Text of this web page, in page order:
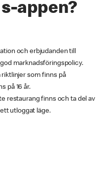
appen?
och erbjudanden till
marknadsföringspolicy.
riktlinjer som finns på
på 16 år.
restaurang finns och ta del av
utloggat läge.